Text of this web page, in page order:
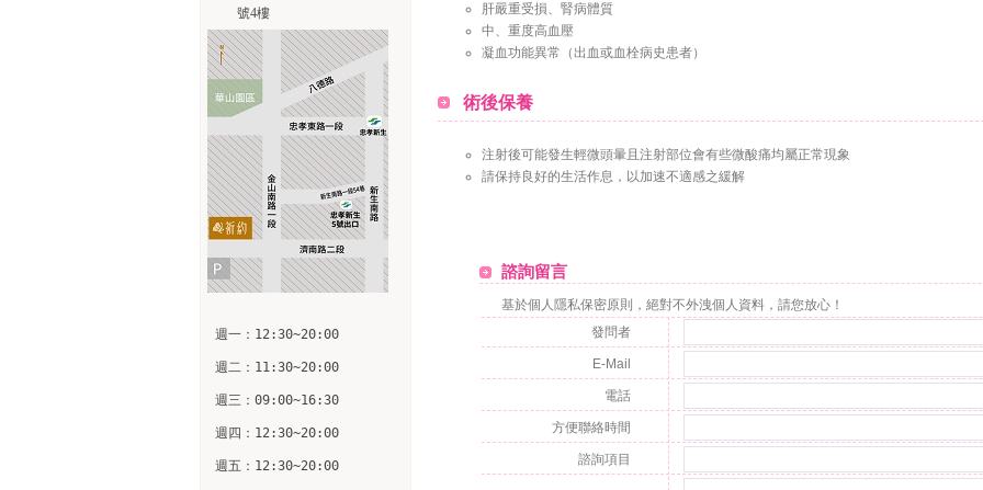
號4樓
週一：12:30~20:00
週二：11:30~20:00
週三：09:00~16:30
週四：12:30~20:00
週五：12:30~20:00
肝嚴重受損、腎病體質
中、重度高血壓
凝血功能異常（出血或血栓病史患者）
術後保養
注射後可能發生輕微頭暈且注射部位會有些微酸痛均屬正常現象
請保持良好的生活作息，以加速不適感之緩解